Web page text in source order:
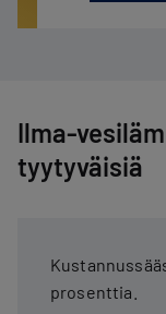
Ilma-
tyytyväisiä
prosenttia.